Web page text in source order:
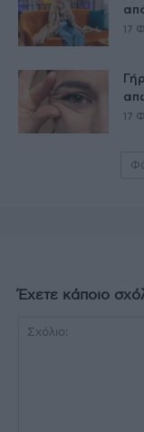
17
17
Έχετε κάποιο